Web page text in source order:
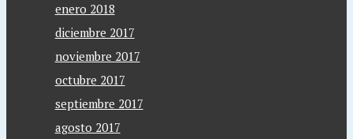
enero 2018
diciembre 2017
noviembre 2017
octubre 2017
septiembre 2017
agosto 2017